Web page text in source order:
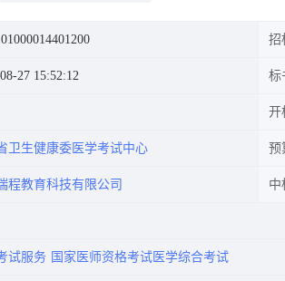
招
27 15:52:12 标
开
卫生健康委医学考试中心 预
程教育科技有限公司 中
试服务 国家医师资格考试医学综合考试